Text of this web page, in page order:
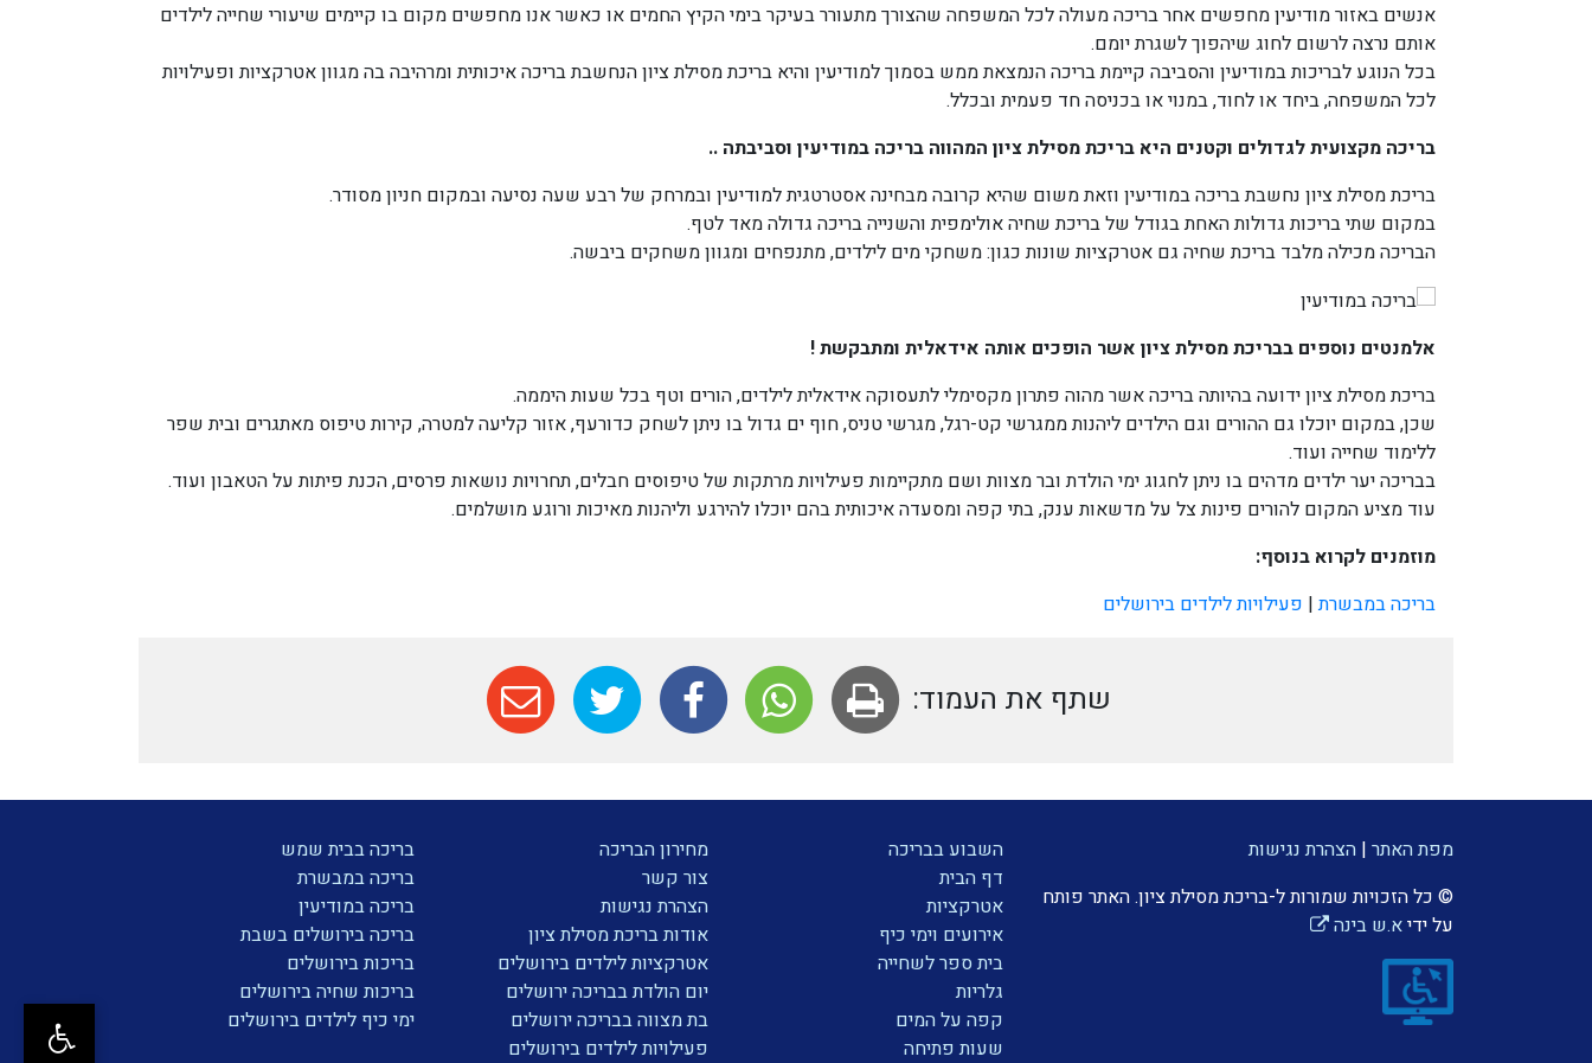
אנשים באזור מודיעין מחפשים אחר בריכה מעולה לכל המשפחה שהצורך מתעורר בעיקר בימי הקיץ החמים או כאשר אנו מחפשים מקום בו קיימים שיעורי שחייה לילדים
אותם נרצה לרשום לחוג שיהפוך לשגרת יומם.
בכל הנוגע לבריכות במודיעין והסביבה קיימת בריכה הנמצאת ממש בסמוך למודיעין והיא בריכת מסילת ציון הנחשבת בריכה איכותית ומרהיבה בה מגוון אטרקציות ופעילויות
לכל המשפחה, ביחד או לחוד, במנוי או בכניסה חד פעמית ובכלל.
בריכה מקצועית לגדולים וקטנים היא בריכת מסילת ציון המהווה בריכה במודיעין וסביבתה ..
בריכת מסילת ציון נחשבת בריכה במודיעין וזאת משום שהיא קרובה מבחינה אסטרטגית למודיעין ובמרחק של רבע שעה נסיעה ובמקום חניון מסודר.
במקום שתי בריכות גדולות האחת בגודל של בריכת שחיה אולימפית והשנייה בריכה גדולה מאד לטף.
הבריכה מכילה מלבד בריכת שחיה גם אטרקציות שונות כגון: משחקי מים לילדים, מתנפחים ומגוון משחקים ביבשה.
אלמנטים נוספים בבריכת מסילת ציון אשר הופכים אותה אידאלית ומתבקשת!
בריכת מסילת ציון ידועה בהיותה בריכה אשר מהוה פתרון מקסימלי לתעסוקה אידאלית לילדים, הורים וטף בכל שעות היממה.
שכן, במקום יוכלו גם ההורים וגם הילדים ליהנות ממגרשי קט-רגל, מגרשי טניס, חוף ים גדול בו ניתן לשחק כדורעף, אזור קליעה למטרה, קירות טיפוס מאתגרים ובית שפר
ללימוד שחייה ועוד.
בבריכה יער ילדים מדהים בו ניתן לחגוג ימי הולדת ובר מצוות ושם מתקיימות פעילויות מרתקות של טיפוסים חבלים, תחרויות נושאות פרסים, הכנת פיתות על הטאבון ועוד.
עוד מציע המקום להורים פינות צל על מדשאות ענק, בתי קפה ומסעדה איכותית בהם יוכלו להירגע וליהנות מאיכות ורוגע מושלמים.
מוזמנים לקרוא בנוסף:
בריכה במבשרת| פעילויות לילדים בירושלים
שתף את העמוד:
מפת האתר | הצהרת נגישות
© כל הזכויות שמורות ל-בריכת מסילת ציון. האתר פותח
על ידיא.ש בינה
השבוע בבריכה
דף הבית
אטרקציות
אירועים וימי כיף
בית ספר לשחייה
גלריות
קפה על המים
שעות פתיחה
מחירון הבריכה
צור קשר
הצהרת נגישות
אודות בריכת מסילת ציון
אטרקציות לילדים בירושלים
יום הולדת בבריכה ירושלים
בת מצווה בבריכה ירושלים
פעילויות לילדים בירושלים
בריכה בבית שמש
בריכה במבשרת
בריכה במודיעין
בריכה בירושלים בשבת
בריכות בירושלים
בריכות שחיה בירושלים
ימי כיף לילדים בירושלים